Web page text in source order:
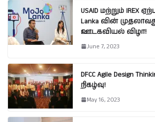
USAID மற்றும் IREX
Lanka வின்
ஊடகவியல் விழா!
June 7, 2023
DFCC Agile Design
நிகழ்வு!
May 16, 2023